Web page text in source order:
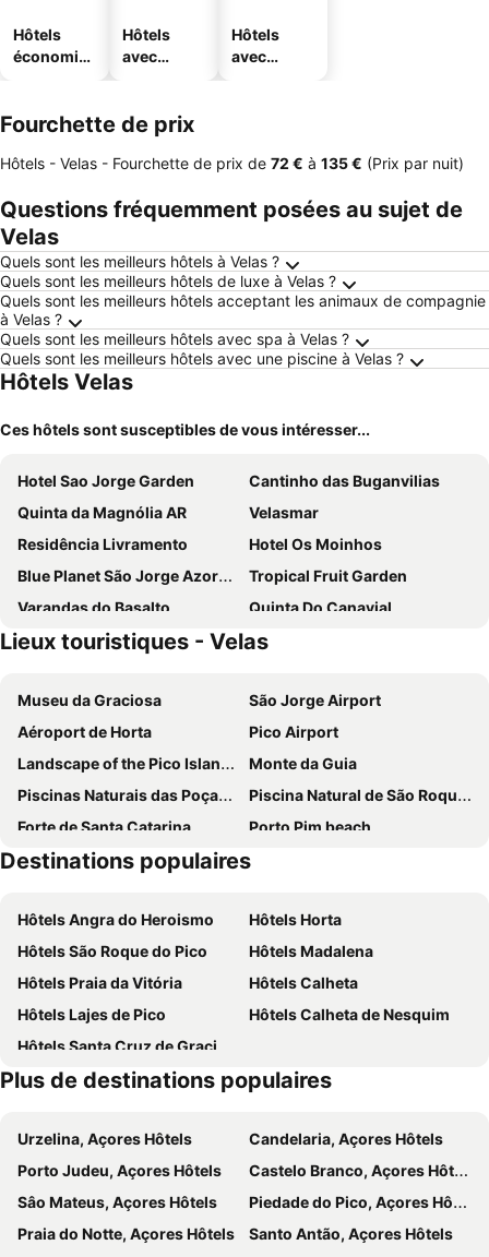
Hôtels
économiq
Hôtels
avec
Hôtels
avec
Fourchette de prix
Hôtels - Velas - Fourchette de prix de ‎72 € à ‎135 € (Prix par nuit)
Questions fréquemment posées au sujet de
Velas
Quels sont les meilleurs hôtels à Velas ?
Quels sont les meilleurs hôtels de luxe à Velas ?
Quels sont les meilleurs hôtels acceptant les animaux de compagnie
à Velas ?
Quels sont les meilleurs hôtels avec spa à Velas ?
Quels sont les meilleurs hôtels avec une piscine à Velas ?
Hôtels Velas
Ces hôtels sont susceptibles de vous intéresser...
Hotel Sao Jorge Garden
Cantinho das Buganvilias
Quinta da Magnólia AR
Velasmar
Residência Livramento
Hotel Os Moinhos
Blue Planet São Jorge Azores - RRAL nº 1341
Tropical Fruit Garden
Varandas do Basalto
Quinta Do Canavial
Make it Happen Farm
Villas Casteletes
Lieux touristiques - Velas
Museu da Graciosa
São Jorge Airport
Aéroport de Horta
Pico Airport
Landscape of the Pico Island Vineyard Culture
Monte da Guia
Piscinas Naturais das Poças de Vicente Dias
Piscina Natural de São Roque do Pico
Forte de Santa Catarina
Porto Pim beach
Graciosa Airport
Destinations populaires
Hôtels Angra do Heroismo
Hôtels Horta
Hôtels São Roque do Pico
Hôtels Madalena
Hôtels Praia da Vitória
Hôtels Calheta
Hôtels Lajes de Pico
Hôtels Calheta de Nesquim
Hôtels Santa Cruz de Graciosa
Plus de destinations populaires
Urzelina, Açores Hôtels
Candelaria, Açores Hôtels
Porto Judeu, Açores Hôtels
Castelo Branco, Açores Hôtels
Sâo Mateus, Açores Hôtels
Piedade do Pico, Açores Hôtels
Praia do Notte, Açores Hôtels
Santo Antão, Açores Hôtels